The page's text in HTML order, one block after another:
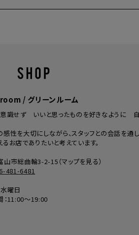
/ グリーンルーム
意識せず いいと思ったものを好きなように
感性を大切にしながら、スタッフとの会話を通
お店でありたいと考えています。
山市総曲輪3-2-15（マップを見る）
481-6481
曜日
：11:00～19:00